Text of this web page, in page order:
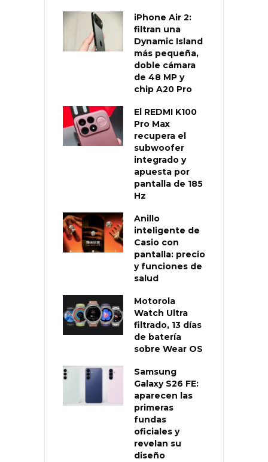
iPhone Air 2:
filtran una
Dynamic Island
más pequeña,
doble cámara
de 48 MP y
chip A20 Pro
El REDMI K100
Pro Max
recupera el
subwoofer
integrado y
apuesta por
pantalla de 185
Hz
Anillo
inteligente de
Casio con
pantalla: precio
y funciones de
salud
Motorola
Watch Ultra
filtrado, 13 días
de batería
sobre Wear OS
Samsung
Galaxy S26 FE:
aparecen las
primeras
fundas
oficiales y
revelan su
diseño